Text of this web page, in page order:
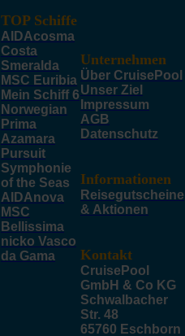
TOP Schiffe
AIDAcosma
Costa
Smeralda
MSC Euribia
Mein Schiff 6
Norwegian
Prima
Azamara
Pursuit
Symphonie
of the Seas
AIDAnova
MSC
Bellissima
nicko Vasco
da Gama
Unternehmen
Über CruisePool
Unser Ziel
Impressum
AGB
Datenschutz
Informationen
Reisegutscheine
& Aktionen
Kontakt
CruisePool
GmbH & Co KG
Schwalbacher
Str. 48
65760 Eschborn